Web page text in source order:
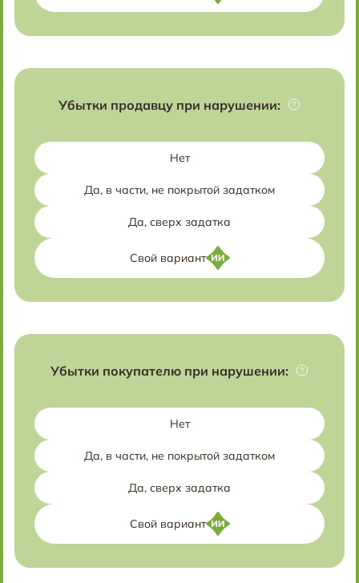
Убытки продавцу при нарушении:
Нет
Да, в части, не покрытой задатком
Да, сверх задатка
Свой вариант
Убытки покупателю при нарушении:
Нет
Да, в части, не покрытой задатком
Да, сверх задатка
Свой вариант